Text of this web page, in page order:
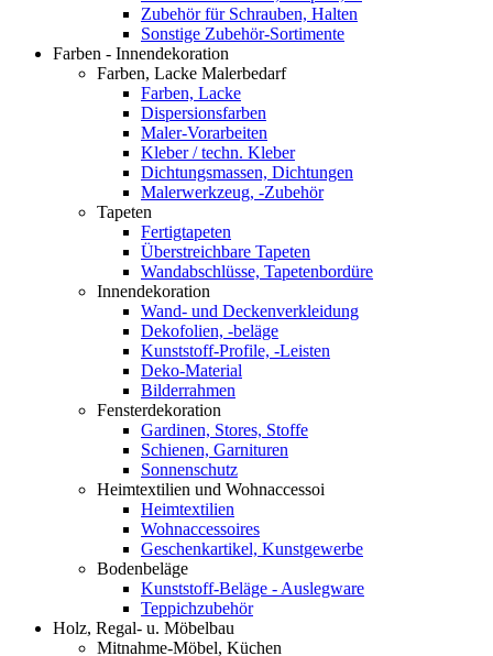
Zubehör für Schrauben, Halten
Sonstige Zubehör-Sortimente
Farben - Innendekoration
Farben, Lacke Malerbedarf
Farben, Lacke
Dispersionsfarben
Maler-Vorarbeiten
Kleber / techn. Kleber
Dichtungsmassen, Dichtungen
Malerwerkzeug, -Zubehör
Tapeten
Fertigtapeten
Überstreichbare Tapeten
Wandabschlüsse, Tapetenbordüre
Innendekoration
Wand- und Deckenverkleidung
Dekofolien, -beläge
Kunststoff-Profile, -Leisten
Deko-Material
Bilderrahmen
Fensterdekoration
Gardinen, Stores, Stoffe
Schienen, Garnituren
Sonnenschutz
Heimtextilien und Wohnaccessoi
Heimtextilien
Wohnaccessoires
Geschenkartikel, Kunstgewerbe
Bodenbeläge
Kunststoff-Beläge - Auslegware
Teppichzubehör
Holz, Regal- u. Möbelbau
Mitnahme-Möbel, Küchen